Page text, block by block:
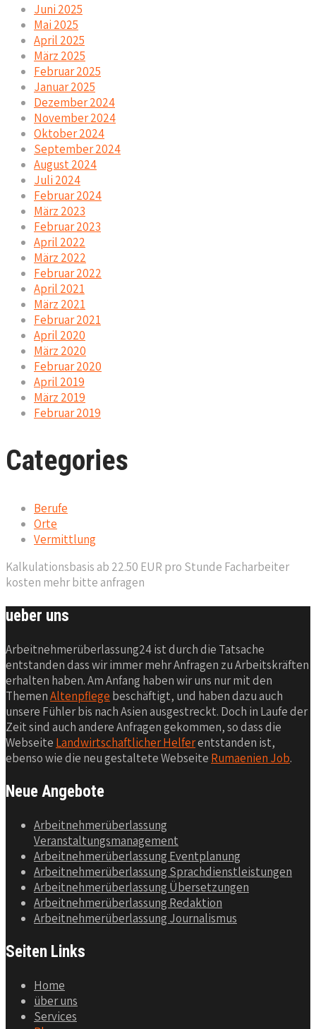
Juni 2025
Mai 2025
April 2025
März 2025
Februar 2025
Januar 2025
Dezember 2024
November 2024
Oktober 2024
September 2024
August 2024
Juli 2024
Februar 2024
März 2023
Februar 2023
April 2022
März 2022
Februar 2022
April 2021
März 2021
Februar 2021
April 2020
März 2020
Februar 2020
April 2019
März 2019
Februar 2019
Categories
Berufe
Orte
Vermittlung
Kalkulationsbasis ab 22.50 EUR pro Stunde Facharbeiter
kosten mehr bitte anfragen
ueber uns
Arbeitnehmerüberlassung24 ist durch die Tatsache
entstanden dass wir immer mehr Anfragen zu Arbeitskräften
erhalten haben. Am Anfang haben wir uns nur mit den
ThemenAltenpflege beschäftigt, und haben dazu auch
unsere Fühler bis nach Asien ausgestreckt. Doch in Laufe der
Zeit sind auch andere Anfragen gekommen, so dass die
Webseite Landwirtschaftlicher Helferentstanden ist,
ebenso wie die neu gestaltete Webseite Rumaenien Job.
Neue Angebote
Arbeitnehmerüberlassung
Veranstaltungsmanagement
Arbeitnehmerüberlassung Eventplanung
Arbeitnehmerüberlassung Sprachdienstleistungen
Arbeitnehmerüberlassung Übersetzungen
Arbeitnehmerüberlassung Redaktion
Arbeitnehmerüberlassung Journalismus
Seiten Links
Home
über uns
Services